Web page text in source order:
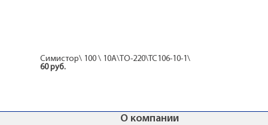
Симистор\ 100 \ 10А\TO-220\ТС106-10-1\
60 руб.
О компании